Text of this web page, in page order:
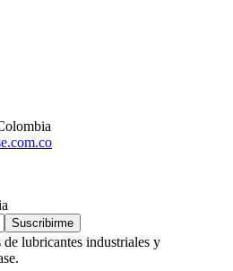
Suscribirme
lubricantes industriales y